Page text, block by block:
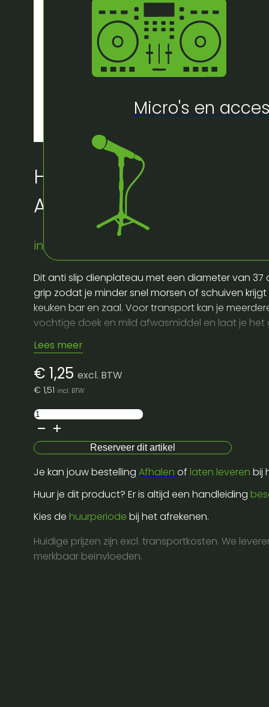
Micro's en
Huur bij Artifex:
Anti slip dienplateau
instock
Dit anti slip dienplateau met een diameter van
grip zodat je minder snel morsen of schuiven
keuken bar en zaal. Voor transport kan je
vochtige doek en mild afwasmiddel en laat je
Lees meer
€ 1,25 excl. BTW
€ 1,51 incl. BTW
Anti
slip
dienplateau
37cm
aantal
Reserveer dit artikel
Je kan jouw bestelling Afhalen of laten leveren bij
Huur je dit product? Er is altijd een handleiding
Kies de huurperiode bij het afrekenen.
Huidige prijzen zijn excl. transportkosten. We
merkbaar beïnvloeden.